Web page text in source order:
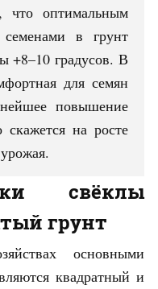
что оптимальным
в грунт
+8–10 градусов. В
для семян
повышение
скажется на росте
свёклы
грунт
основными
квадратный и